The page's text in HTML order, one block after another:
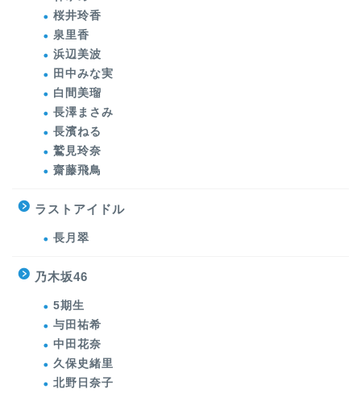
桜井玲香
泉里香
浜辺美波
田中みな実
白間美瑠
長澤まさみ
長濱ねる
鷲見玲奈
齋藤飛鳥
ラストアイドル
長月翠
乃木坂46
5期生
与田祐希
中田花奈
久保史緒里
北野日奈子